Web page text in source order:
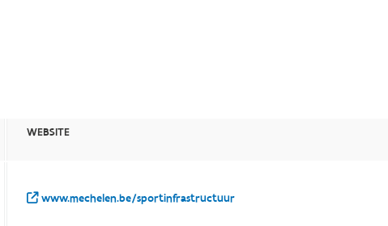
WEBSITE
www.mechelen.be/sportinfrastructuur